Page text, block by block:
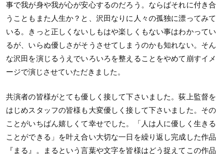
事で我が身や我が心が安心するのだろう。ならばそれに付き合
うこともまた人生か？と、沢田なりに人々の孤独に漂ってみて
いる。きっと正しくないしもはや楽しくもない事はわかってい
るが、いらぬ優しさがそうさせてしまうのかも知れない。そん
な沢田を演じるうえでいろいろを整えることをやめて崩すイメ
ージで演じさせていただきました。
共演者の皆様がとても優しく接して下さいました。荻上監督を
はじめスタッフの皆様も大変優しく接して下さいました。その
ことがいちばん嬉しくて幸せでした。「人は人に優しく生きる
ことができる」を叶え合い大切な一日を繰り返し完成した作品
『まる』。まるという言葉や文字を皆様はどう捉えてこの作品